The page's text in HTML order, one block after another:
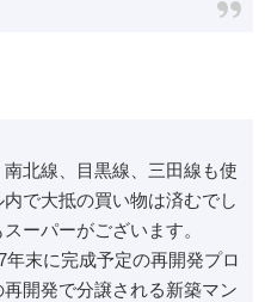
北線、目黒線、三田線も使
で大抵の買い物は済むでし
ーパーがございます。
末に完成予定の再開発プロ
開発で分譲される新築マン